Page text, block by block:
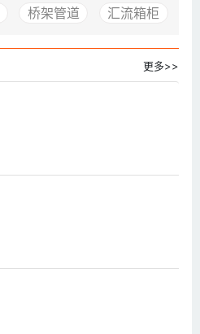
桥架管道 汇流箱柜
更多>>